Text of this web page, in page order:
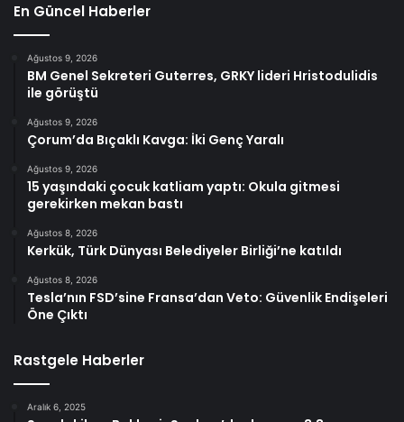
En Güncel Haberler
Ağustos 9, 2026
BM Genel Sekreteri Guterres, GRKY lideri Hristodulidis
ile görüştü
Ağustos 9, 2026
Çorum’da Bıçaklı Kavga: İki Genç Yaralı
Ağustos 9, 2026
15 yaşındaki çocuk katliam yaptı: Okula gitmesi
gerekirken mekan bastı
Ağustos 8, 2026
Kerkük, Türk Dünyası Belediyeler Birliği’ne katıldı
Ağustos 8, 2026
Tesla’nın FSD’sine Fransa’dan Veto: Güvenlik Endişeleri
Öne Çıktı
Rastgele Haberler
Aralık 6, 2025